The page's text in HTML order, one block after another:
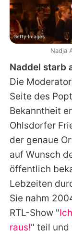
Naddel starb
Die
Seite des
Bekanntheit
Ohlsdorfer
der genaue
auf Wunsch
öffentlich
Lebzeiten
Sie nahm
RTL-Show "
raus!" teil und
Getty Images
Nadja